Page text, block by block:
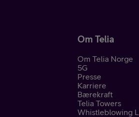
Om Telia
Om Telia Norge
5G
Presse
Karriere
Bærekraft
Telia Towers
Whistleblowing